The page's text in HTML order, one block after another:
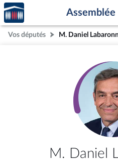
Aller au contenu
Aller en bas de la page
Accèder
à la
page
d'accueil
Vos députés
M. Daniel